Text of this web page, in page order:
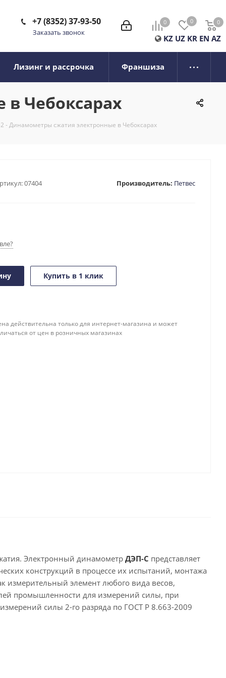
0 0 0
0
KZ UZ KR EN AZ
+7 (8352) 37-93-50
Заказать звонок
Лизинг и рассрочка Франшиза
Чебоксарах
- Динамометры сжатия электронные в Чебоксарах
07404 Производитель: Петвес
Купить в 1 клик
действительна только для интернет-магазина и может
от цен в розничных магазинах
Электронный динамометр ДЭП-С представляет
конструкций в процессе их испытаний, монтажа
измерительный элемент любого вида весов,
промышленности для измерений силы, при
силы 2-го разряда по ГОСТ Р 8.663-2009